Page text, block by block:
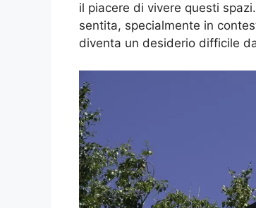
il piacere di vivere questi
sentita, specialmente in
diventa un desiderio difficile